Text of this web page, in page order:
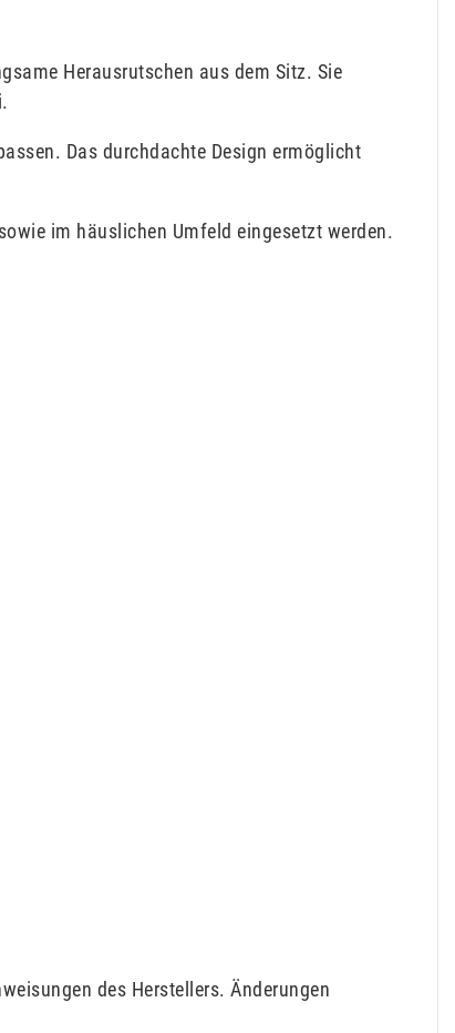
Herausrutschen aus dem Sitz. Sie
Das durchdachte Design ermöglicht
im häuslichen Umfeld eingesetzt werden.
des Herstellers. Änderungen